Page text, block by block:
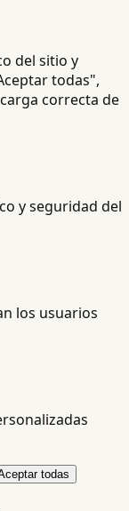
del sitio y
todas",
correcta de
y seguridad del
los usuarios
todas